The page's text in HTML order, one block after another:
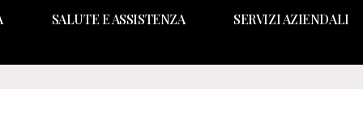
SALUTE E ASSISTENZA SERVIZI AZIENDALI